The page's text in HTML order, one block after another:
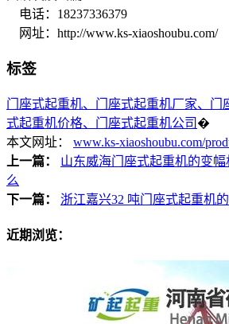
电话：18237336379
网址：http://www.ks-xiaoshoubu.com/
标签
门座式起重机、门座式起重机厂家、门
式起重机价格、门座式起重机公司 �
本文网址： www.ks-xiaoshoubu.com/
上一篇：
山东威海门座式起重机的变
么
下一篇：
浙江嘉兴32 吨门座式起重机
近期浏览：